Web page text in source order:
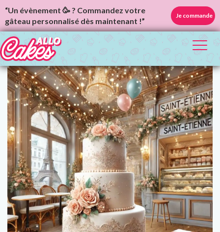
“Un évènement 🥳 ? Commandez votre
gâteau personnalisé dès maintenant !”
Je commande